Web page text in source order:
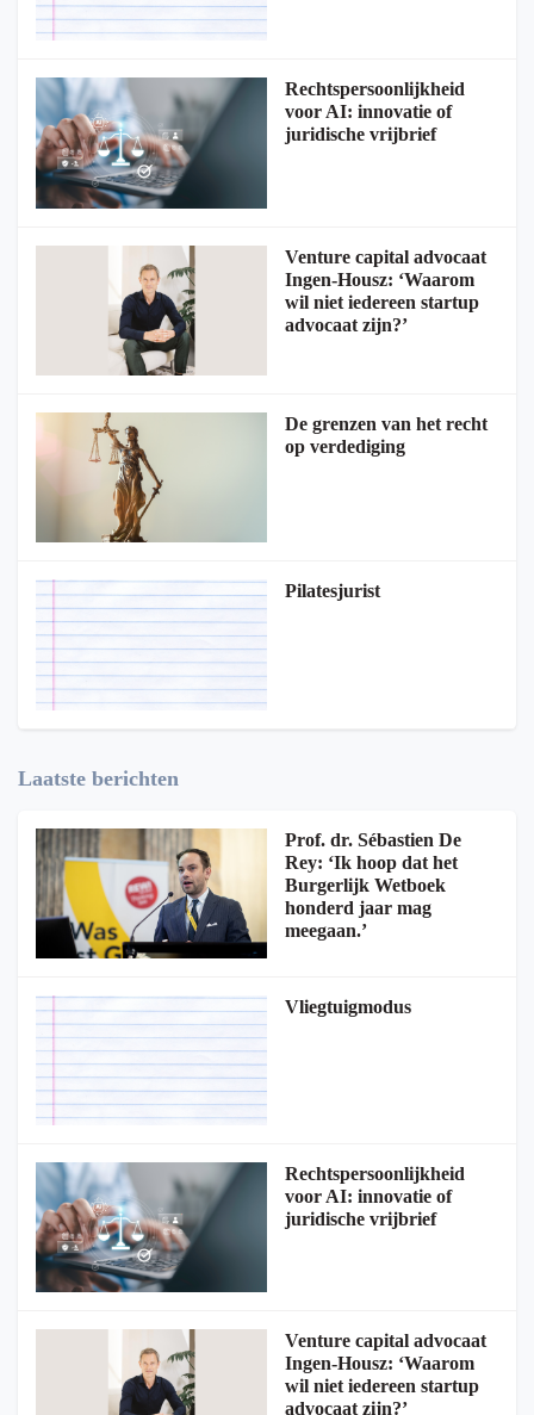
Rechtspersoonlijkheid
voor AI: innovatie of
juridische vrijbrief
Venture capital advocaat
Ingen-Housz: ‘Waarom
wil niet iedereen startup
advocaat zijn?’
De grenzen van het recht
op verdediging
Pilatesjurist
Laatste berichten
Prof. dr. Sébastien De
Rey: ‘Ik hoop dat het
Burgerlijk Wetboek
honderd jaar mag
meegaan.’
Vliegtuigmodus
Rechtspersoonlijkheid
voor AI: innovatie of
juridische vrijbrief
Venture capital advocaat
Ingen-Housz: ‘Waarom
wil niet iedereen startup
advocaat zijn?’